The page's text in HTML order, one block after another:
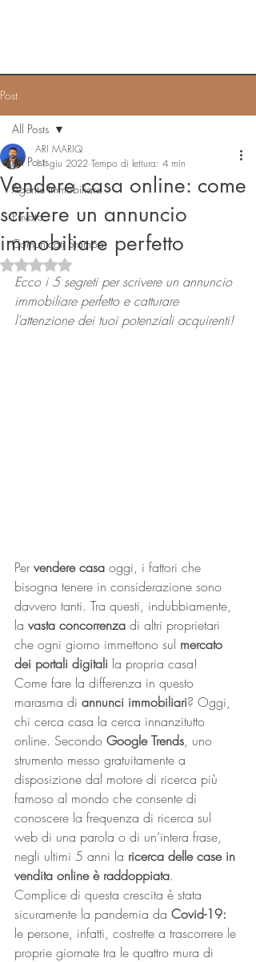
Post
All Posts
Agente immobiliare
Privato
Comunicati Stampa
All Posts
Vendere casa online: come
scrivere un annuncio
immobiliare perfetto
ARI MARIQ
11 giu 2022 Tempo di lettura: 4 min
Valutazione NaN stelle su 5.
Ecco i 5 segreti per scrivere un annuncio
immobiliare perfetto e catturare
l’attenzione dei tuoi potenziali acquirenti!
Per vendere casa oggi, i fattori che
bisogna tenere in considerazione sono
davvero tanti. Tra questi, indubbiamente,
la vasta concorrenza di altri proprietari
che ogni giorno immettono sul mercato
dei portali digitali la propria casa!
Come fare la differenza in questo
marasma di annunci immobiliari? Oggi,
chi cerca casa la cerca innanzitutto
online. Secondo Google Trends, uno
strumento messo gratuitamente a
disposizione dal motore di ricerca più
famoso al mondo che consente di
conoscere la frequenza di ricerca sul
web di una parola o di un’intera frase,
negli ultimi 5 anni la ricerca delle case in
vendita online è raddoppiata.
Complice di questa crescita è stata
sicuramente la pandemia da Covid-19:
le persone, infatti, costrette a trascorrere le
proprie giornate tra le quattro mura di